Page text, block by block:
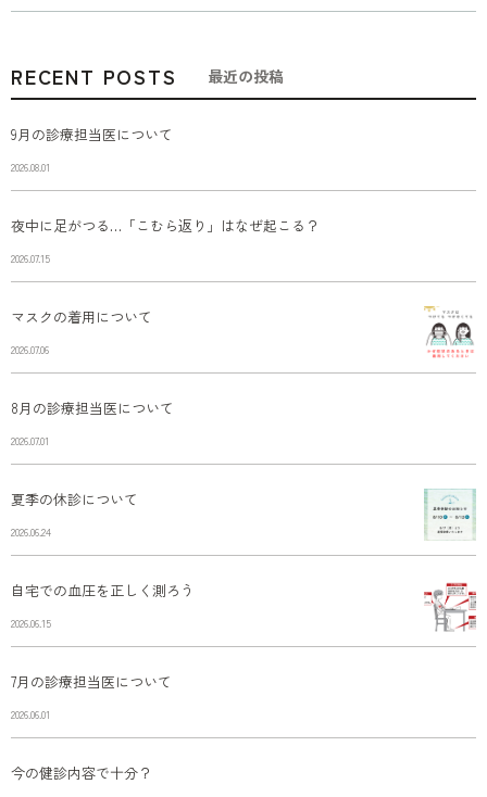
RECENT POSTS 最近の投稿
9月の診療担当医について
2026.08.01
夜中に足がつる…「こむら返り」はなぜ起こる？
2026.07.15
マスクの着用について
2026.07.06
8月の診療担当医について
2026.07.01
夏季の休診について
2026.06.24
自宅での血圧を正しく測ろう
2026.06.15
7月の診療担当医について
2026.06.01
今の健診内容で十分？